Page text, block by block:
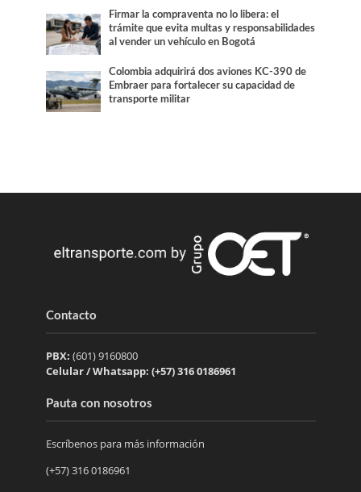
Firmar la compraventa no lo libera: el
trámite que evita multas y responsabilidades
al vender un vehículo en Bogotá
Colombia adquirirá dos aviones KC-390 de
Embraer para fortalecer su capacidad de
transporte militar
Contacto
PBX: (601) 9160800
Celular / Whatsapp: (+57) 316 0186961
Pauta con nosotros
Escríbenos para más información
(+57) 316 0186961